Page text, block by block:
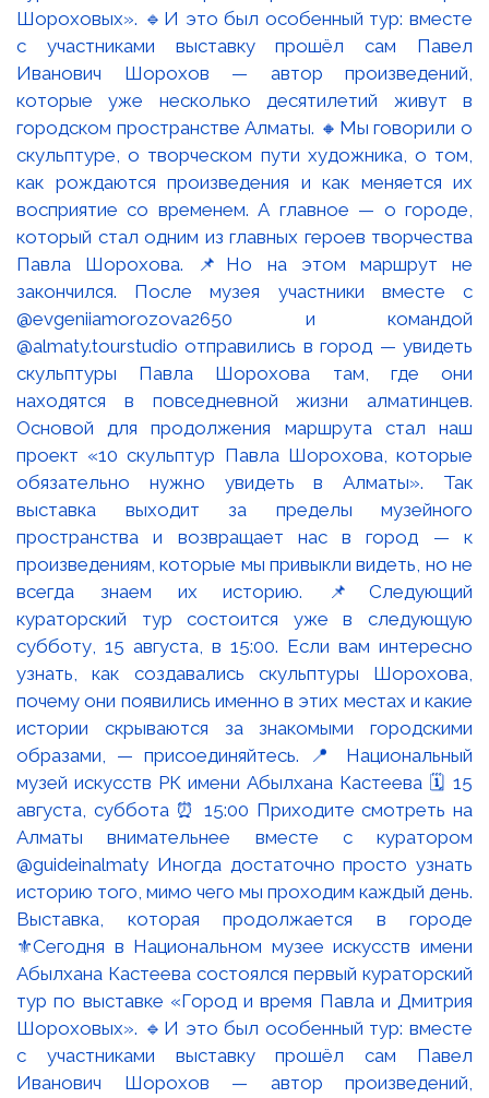
Выставка, которая продолжается в городе
⚜️Сегодня в Национальном музее искусств имени
Абылхана Кастеева состоялся первый кураторский
тур по выставке «Город и время Павла и Дмитрия
Шороховых». 🔹И это был особенный тур: вместе
с участниками выставку прошёл сам Павел
Иванович Шорохов — автор произведений,